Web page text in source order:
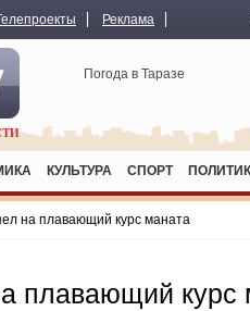
Реклама
Погода в Таразе
КУЛЬТУРА СПОРТ
на плавающий курс маната
плавающий курс